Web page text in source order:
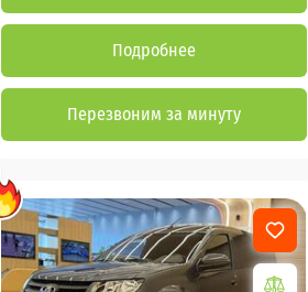
Подробнее
Перезвоним за минуту